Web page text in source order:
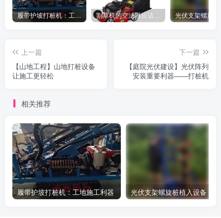
履带护坡打桩机：工地施工利器 割草机的空滤器应该怎么清洁
上一篇
【山地工程】山地打桩设备
让施工更轻松
下一篇
【庭院光伏建设】光伏阵列
安装重要利器——打桩机
相关推荐
履带护坡打桩机：工地施工利器